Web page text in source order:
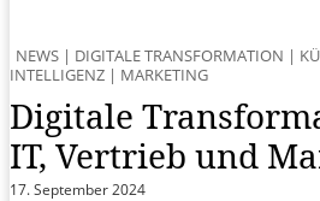
NEWS | DIGITALE TRANSFORMATION |
INTELLIGENZ | MARKETING
Digitale
IT, Vertrieb und
17. September 2024